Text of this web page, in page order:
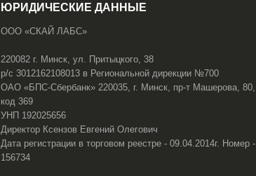
ЮРИДИЧЕСКИЕ ДАННЫЕ
ООО «СКАЙ ЛАБС»
220082 г. Минск, ул. Притыцкого, 38
р/с 3012162108013 в Региональной дирекции №700
ОАО «БПС-Сбербанк» 220035, г. Минск, пр-т Машерова, 80,
код 369
УНП 192025656
Директор Ксензов Евгений Олегович
Дата регистрации в торговом реестре - 09.04.2014г. Номер -
156734